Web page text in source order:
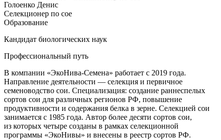
Голоенко Денис
Селекционер по сое
Образование
Кандидат биологических наук
Профессиональный путь
В компании «ЭкоНива-Семена» работает с 2019 года.
Направление деятельности — селекция и первичное
семеноводство сои. Специализация: создание раннеспелых
сортов сои для различных регионов РФ, повышение
продуктивности и содержания белка в зерне. Селекцией сои
занимается с 1985 года. Автор более десяти сортов сои,
из которых четыре созданы в рамках селекционной
программы «ЭкоНивы» и внесены в реестр сортов РФ.